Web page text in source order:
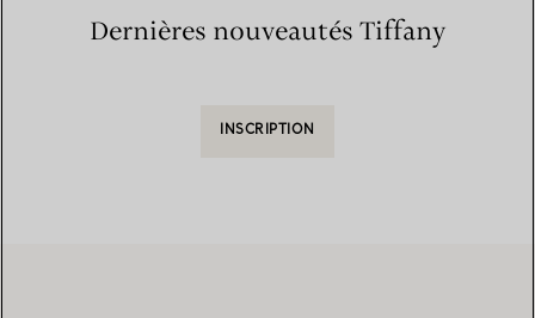
Dernières nouveautés Tiffany
INSCRIPTION